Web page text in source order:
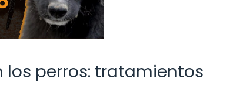
perros: tratamientos